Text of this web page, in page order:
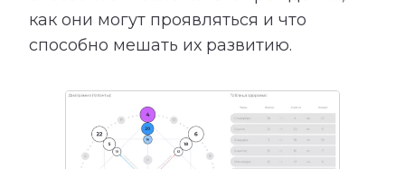
как они могут проявляться и что
способно мешать их развитию.